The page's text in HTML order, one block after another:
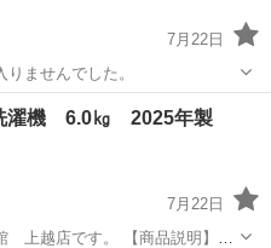
7月22日
ませんでした。
電 パイプ
濯機 6.0㎏ 2025年製
7月22日
す。 【商品説明】